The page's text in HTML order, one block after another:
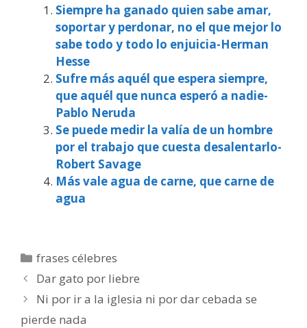
Siempre ha ganado quien sabe amar,
soportar y perdonar, no el que mejor lo
sabe todo y todo lo enjuicia-Herman
Hesse
Sufre más aquél que espera siempre,
que aquél que nunca esperó a nadie-
Pablo Neruda
Se puede medir la valía de un hombre
por el trabajo que cuesta desalentarlo-
Robert Savage
Más vale agua de carne, que carne de
agua
Categorías
frases célebres
Dar gato por liebre
Ni por ir a la iglesia ni por dar cebada se
pierde nada